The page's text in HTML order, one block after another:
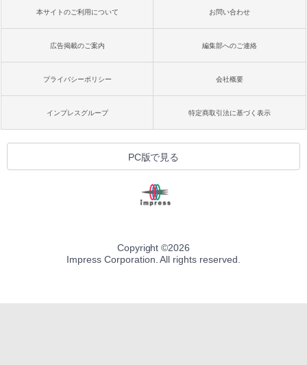
本サイトのご利用について お問い合わせ
広告掲載のご案内 編集部へのご連絡
プライバシーポリシー 会社概要
インプレスグループ 特定商取引法に基づく表示
PC版で見る
Copyright ©2026
Impress Corporation. All rights reserved.